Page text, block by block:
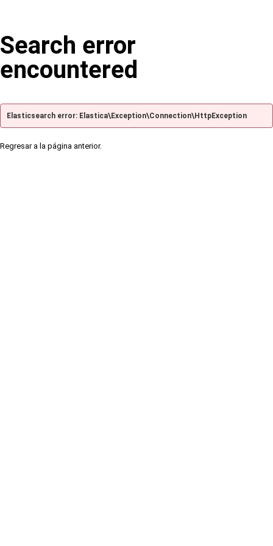
Search error
encountered
Elasticsearch error: Elastica\Exception\Connection\HttpException
Regresar a la página anterior.